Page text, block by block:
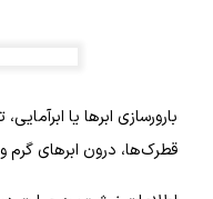
بارورسازی ابرها یا
قطرک‌ها، درون ابرهای گرم